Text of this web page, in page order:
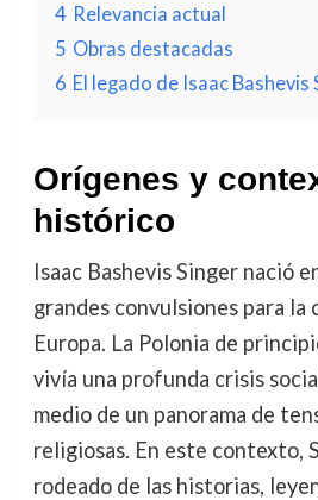
4 Relevancia actual
5 Obras destacadas
6 El legado de Isaac Bashevis
Orígenes y
histórico
Isaac Bashevis Singer nació
grandes convulsiones para la
Europa. La Polonia de
vivía una profunda crisis
medio de un panorama de
religiosas. En este contexto,
rodeado de las historias,